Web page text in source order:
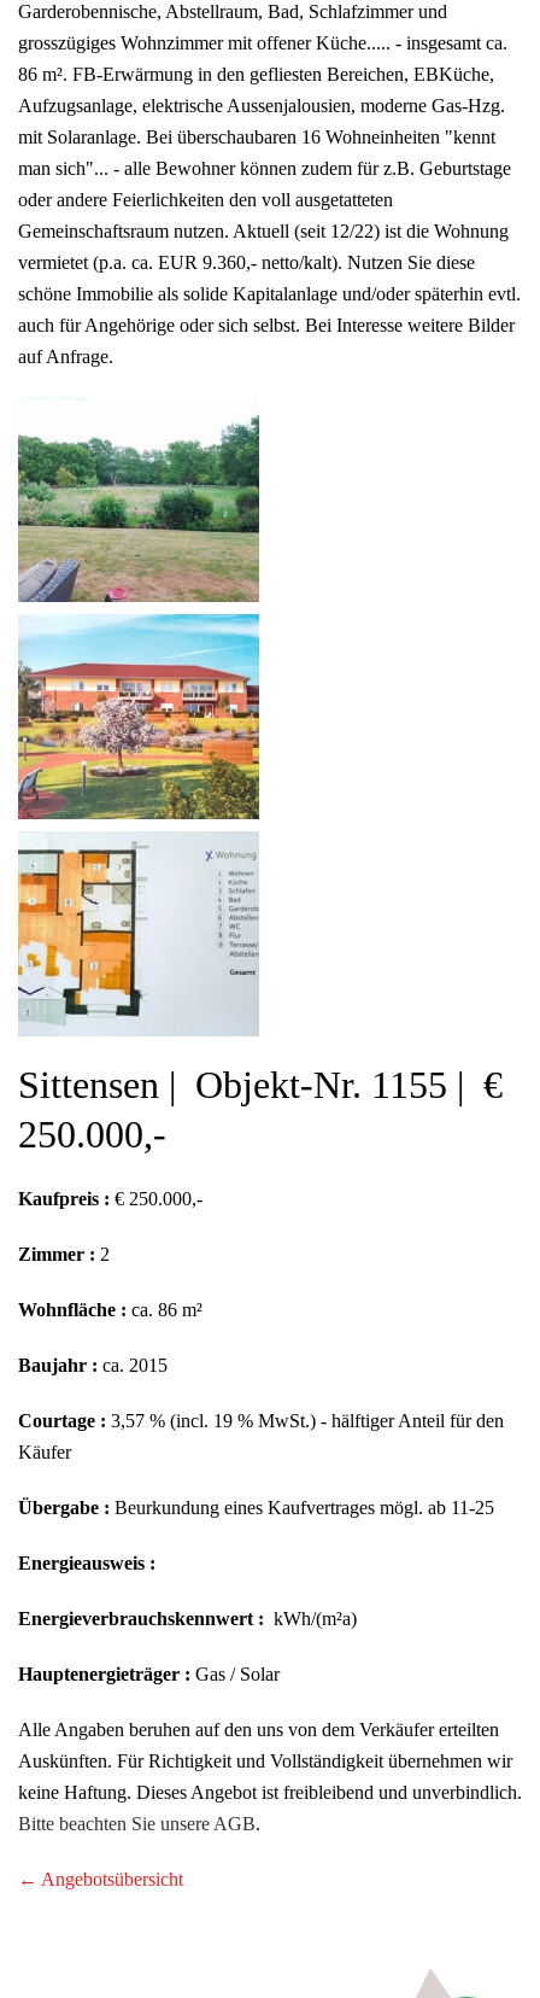
Garderobennische, Abstellraum, Bad, Schlafzimmer und
grosszügiges Wohnzimmer mit offener Küche..... - insgesamt ca.
86 m². FB-Erwärmung in den gefliesten Bereichen, EBKüche,
Aufzugsanlage, elektrische Aussenjalousien, moderne Gas-Hzg.
mit Solaranlage. Bei überschaubaren 16 Wohneinheiten "kennt
man sich"... - alle Bewohner können zudem für z.B. Geburtstage
oder andere Feierlichkeiten den voll ausgetatteten
Gemeinschaftsraum nutzen. Aktuell (seit 12/22) ist die Wohnung
vermietet (p.a. ca. EUR 9.360,- netto/kalt). Nutzen Sie diese
schöne Immobilie als solide Kapitalanlage und/oder späterhin evtl.
auch für Angehörige oder sich selbst. Bei Interesse weitere Bilder
auf Anfrage.
Sittensen | Objekt-Nr. 1155 | €
250.000,-
Kaufpreis : € 250.000,-
Zimmer : 2
Wohnfläche : ca. 86 m²
Baujahr : ca. 2015
Courtage : 3,57 % (incl. 19 % MwSt.) - hälftiger Anteil für den
Käufer
Übergabe : Beurkundung eines Kaufvertrages mögl. ab 11-25
Energieausweis :
Energieverbrauchskennwert : kWh/(m²a)
Hauptenergieträger : Gas / Solar
Alle Angaben beruhen auf den uns von dem Verkäufer erteilten
Auskünften. Für Richtigkeit und Vollständigkeit übernehmen wir
keine Haftung. Dieses Angebot ist freibleibend und unverbindlich.
Bitte beachten Sie unsere AGB.
← Angebotsübersicht